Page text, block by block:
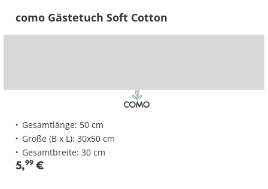
como Gästetuch Soft Cotton
Gesamtlänge: 50 cm
Größe (B x L): 30x50 cm
Gesamtbreite: 30 cm
5,99€